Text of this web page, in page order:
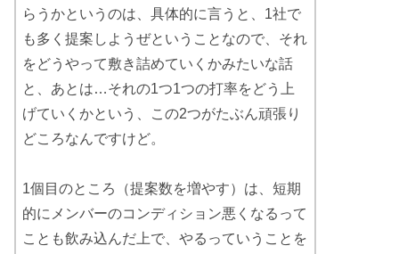
らうかというのは、具体的に言うと、1社で
も多く提案しようぜということなので、それ
をどうやって敷き詰めていくかみたいな話
と、あとは…それの1つ1つの打率をどう上
げていくかという、この2つがたぶん頑張り
どころなんですけど。
1個目のところ（提案数を増やす）は、短期
的にメンバーのコンディション悪くなるって
ことも飲み込んだ上で、やるっていうことを